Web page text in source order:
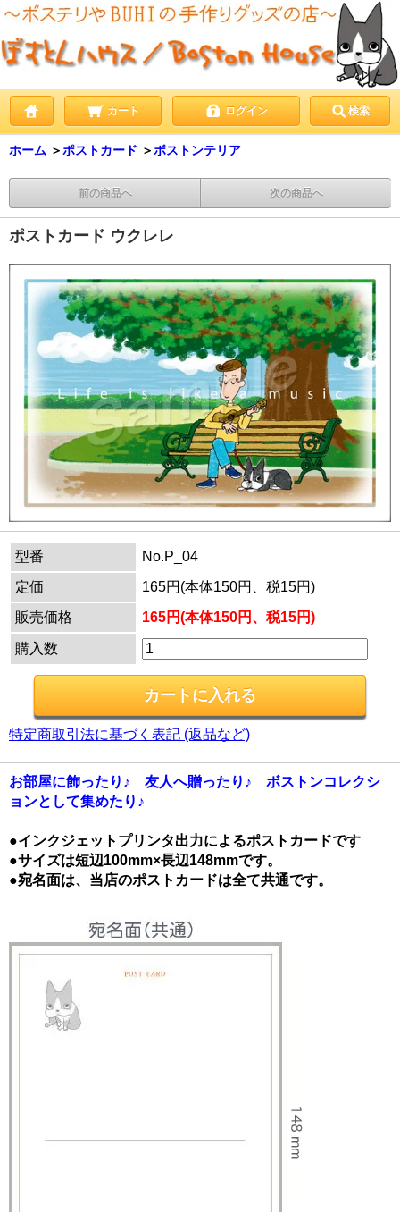
カート ログイン 検索
ホーム ＞ポストカード ＞ボストンテリア
前の商品へ 次の商品へ
ポストカード ウクレレ
型番
No.P_04
定価
165円(本体150円、税15円)
販売価格
165円(本体150円、税15円)
購入数
特定商取引法に基づく表記 (返品など)
お部屋に飾ったり♪ 友人へ贈ったり♪ ボストンコレクシ
ョンとして集めたり♪
●インクジェットプリンタ出力によるポストカードです
●サイズは短辺100mm×長辺148mmです。
●宛名面は、当店のポストカードは全て共通です。